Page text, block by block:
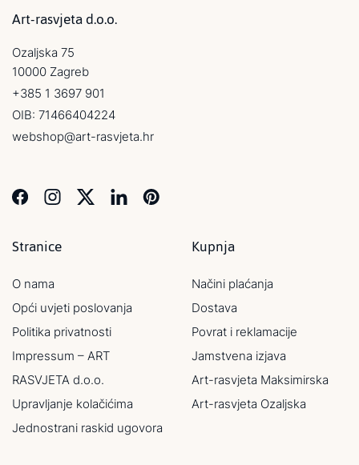
Art-rasvjeta d.o.o.
Ozaljska 75
10000 Zagreb
+385 1 3697 901
OIB: 71466404224
webshop@art-rasvjeta.hr
Stranice
O nama
Opći uvjeti poslovanja
Politika privatnosti
Impressum – ART
RASVJETA d.o.o.
Upravljanje kolačićima
Jednostrani raskid ugovora
Kupnja
Načini plaćanja
Dostava
Povrat i reklamacije
Jamstvena izjava
Art-rasvjeta Maksimirska
Art-rasvjeta Ozaljska